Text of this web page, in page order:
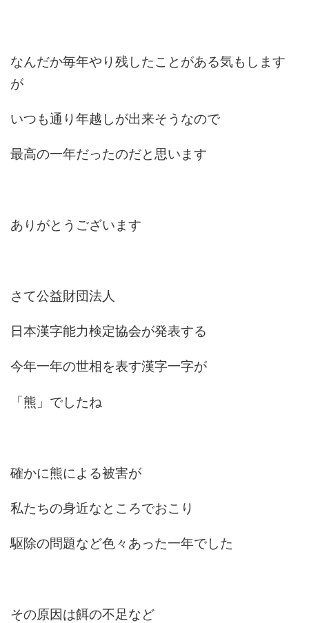
なんだか毎年やり残したことがある気もします
が
いつも通り年越しが出来そうなので
最高の一年だったのだと思います
ありがとうございます
さて公益財団法人
日本漢字能力検定協会が発表する
今年一年の世相を表す漢字一字が
「熊」でしたね
確かに熊による被害が
私たちの身近なところでおこり
駆除の問題など色々あった一年でした
その原因は餌の不足など